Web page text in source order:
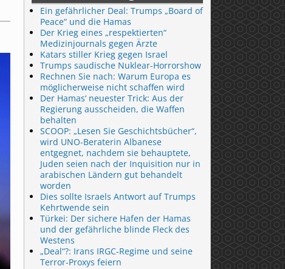
Ein gefährlicher Deal: Trumps „Board of
Peace“ und die Hamas
Der Krieg eines „respektierten“
Medizinjournals gegen Ärzte
Katars stiller Krieg gegen Israel
Trumps saudische Nuklear-Horrorshow
Rechnen Sie nach: Warum Europa es
möglicherweise nicht schaffen wird
Der Hamas‘ neuester Trick: Aus der
Regierung ausscheiden, die Waffen
behalten
SCOOP: „Lesen Sie Geschichtsbücher“,
wird UNO-Beraterin Albanese
entgegnet, nachdem sie behauptete,
Juden seien nach der Inquisition nur in
arabischen Ländern gut behandelt
worden
Dies sollte Israels Antwort auf Trumps
Kehrtwende sein
Türkei: Der sichere Hafen der Hamas
und der gefährliche blinde Fleck des
Westens
„Deal“?: Irans IRGC-Regime und seine
Terror-Proxys feiern